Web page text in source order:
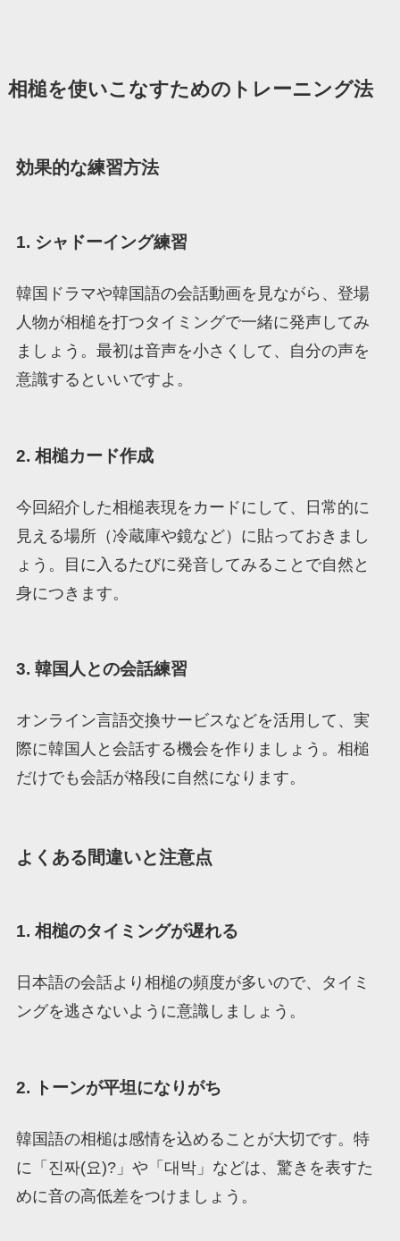
相槌を使いこなすためのトレーニング法
効果的な練習方法
1. シャドーイング練習
韓国ドラマや韓国語の会話動画を見ながら、登場
人物が相槌を打つタイミングで一緒に発声してみ
ましょう。最初は音声を小さくして、自分の声を
意識するといいですよ。
2. 相槌カード作成
今回紹介した相槌表現をカードにして、日常的に
見える場所（冷蔵庫や鏡など）に貼っておきまし
ょう。目に入るたびに発音してみることで自然と
身につきます。
3. 韓国人との会話練習
オンライン言語交換サービスなどを活用して、実
際に韓国人と会話する機会を作りましょう。相槌
だけでも会話が格段に自然になります。
よくある間違いと注意点
1. 相槌のタイミングが遅れる
日本語の会話より相槌の頻度が多いので、タイミ
ングを逃さないように意識しましょう。
2. トーンが平坦になりがち
韓国語の相槌は感情を込めることが大切です。特
に「진짜(요)?」や「대박」などは、驚きを表すた
めに音の高低差をつけましょう。